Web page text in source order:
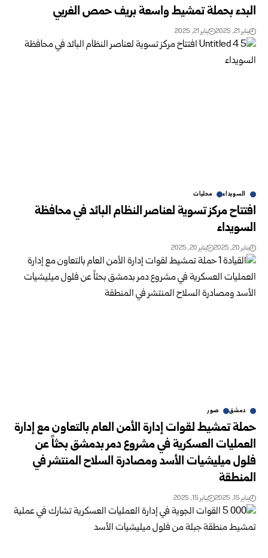
البدء بحملة تمشيط واسعة بريف حمص الغربي
يناير 21, 2025 يناير 21, 2025
السويداء محليات
افتتاح مركز تسوية لعناصر النظام البائد في محافظة
السويداء
يناير 20, 2025 يناير 20, 2025
دمشق صور
حملة تمشيط لقوات إدارة الأمن العام بالتعاون مع إدارة
العمليات العسكرية في مشروع دمر بدمشق بحثاً عن
فلول ميليشيات الأسد ومصادرة السلاح المنتشر في
المنطقة
يناير 15, 2025 يناير 15, 2025